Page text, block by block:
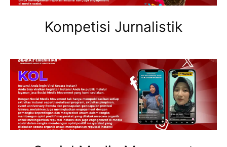
Kompetisi Jurnalistik